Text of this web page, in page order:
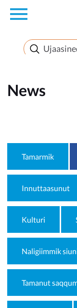
en
News
News
Tamarmik
Innuttaasunut
Kulturi
Naligiimmik
Tamanut